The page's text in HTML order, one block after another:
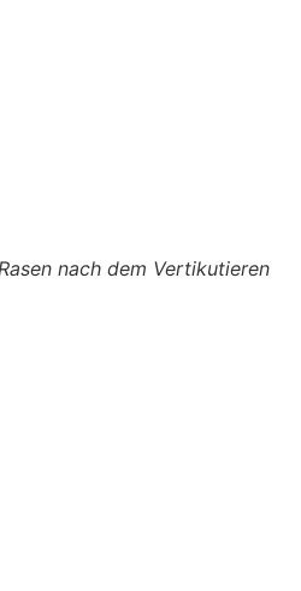
Rasen nach dem Vertikutieren